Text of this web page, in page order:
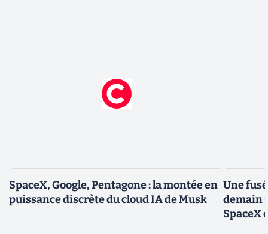
SpaceX, Google, Pentagone : la montée en
puissance discrète du cloud IA de Musk
Une
demain
SpaceX